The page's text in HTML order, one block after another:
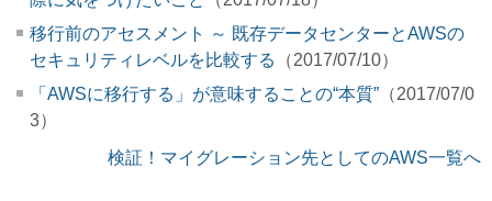
移行前のアセスメント ～ 既存データセンターとAWSの
セキュリティレベルを比較する
（2017/07/10）
「AWSに移行する」が意味することの“本質” （2017/07/0
3）
検証！マイグレーション先としてのAWS一覧へ